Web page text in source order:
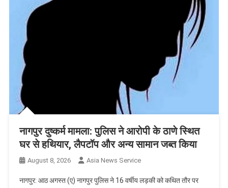
नागपुर दुष्कर्म मामला: पुलिस ने आरोपी के ठाणे स्थित
घर से हथियार, लैपटॉप और अन्य सामान जब्त किया
August 8, 2026 Asia News Service
नागपुर: आठ अगस्त (ए) नागपुर पुलिस ने 16 वर्षीय लड़की को कथित तौर पर